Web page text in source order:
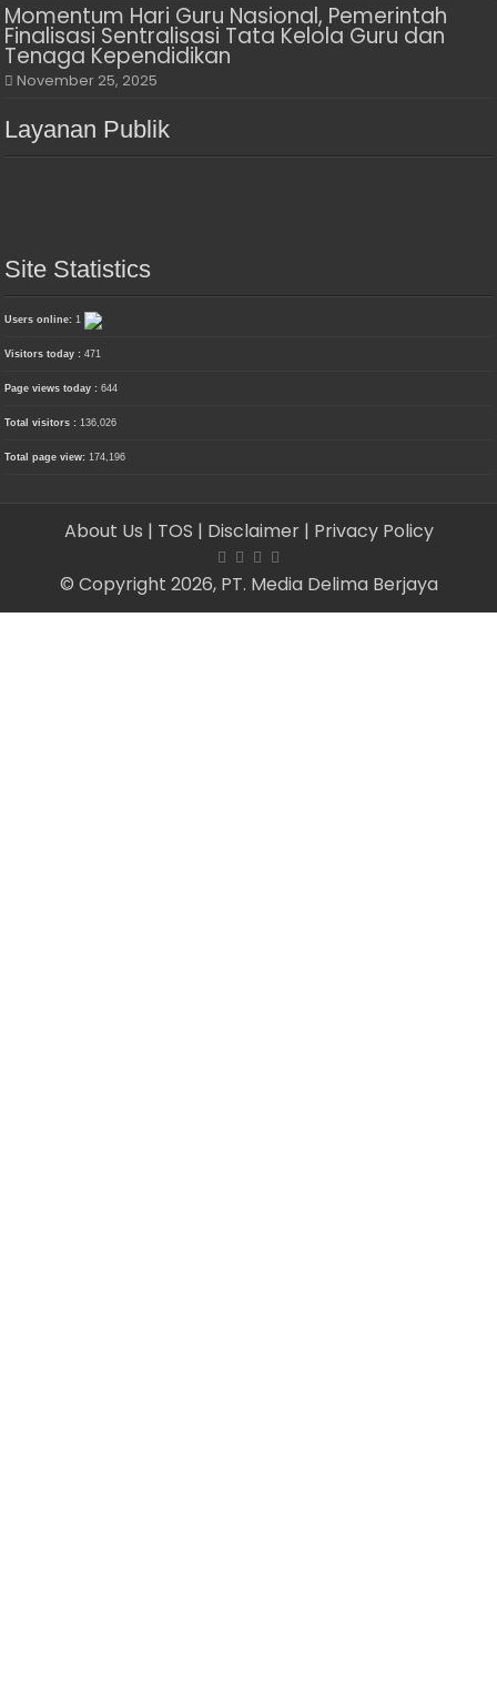
Momentum Hari Guru Nasional, Pemerintah
Finalisasi Sentralisasi Tata Kelola Guru dan
Tenaga Kependidikan
November 25, 2025
Layanan Publik
Site Statistics
Users online:1
Visitors today :471
Page views today :644
Total visitors :136,026
Total page view:174,196
About Us | TOS | Disclaimer | Privacy Policy
© Copyright 2026, PT. Media Delima Berjaya